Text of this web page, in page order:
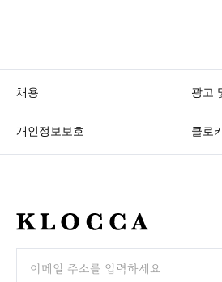
채용 광고
개인정보보호 클로
K